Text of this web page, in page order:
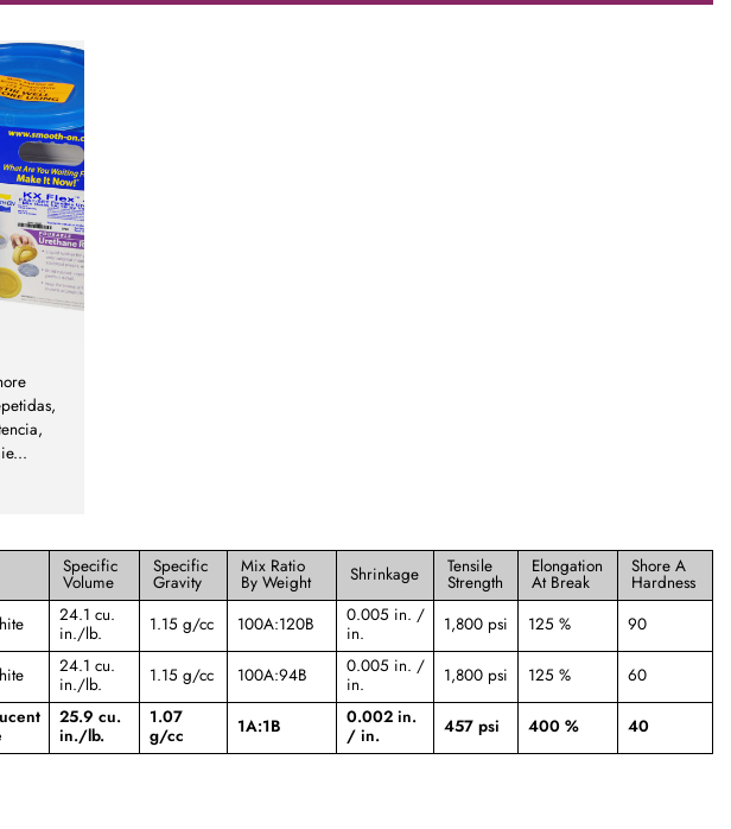
...
Specific
Volume
Specific
Gravity
Mix Ratio
By Weight Shrinkage Tensile
Strength
Elongation
At Break
Shore A
Hardness
24.1 cu.
in./lb.
1.15 g/cc 100A:120B
0.005 in. /
in.
1,800 psi 125 % 90
24.1 cu.
in./lb.
1.15 g/cc 100A:94B
0.005 in. /
in.
1,800 psi 125 % 60
25.9 cu.
in./lb.
1.07
g/cc
1A:1B
0.002 in.
/ in.
457 psi 400 % 40